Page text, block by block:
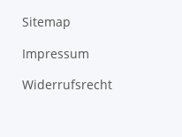
Sitemap
Impressum
Widerrufsrecht